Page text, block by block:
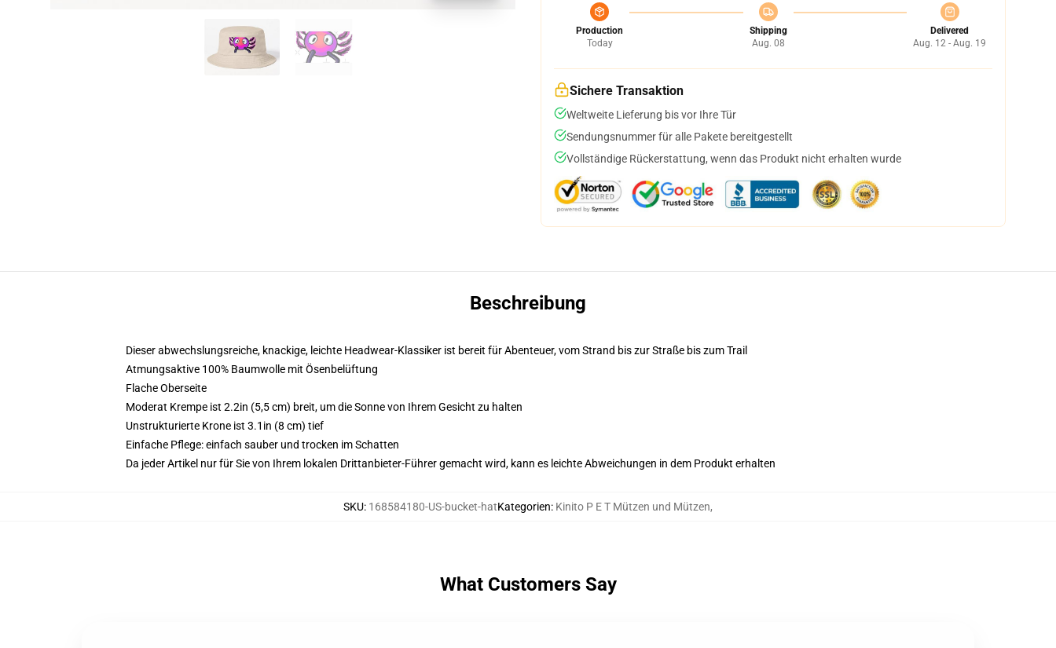
Production
Today
Shipping
Aug. 08
Delivered
Aug. 12 - Aug. 19
Sichere Transaktion
Weltweite Lieferung bis vor Ihre Tür
Sendungsnummer für alle Pakete bereitgestellt
Vollständige Rückerstattung, wenn das Produkt nicht erhalten wurde
Beschreibung
Dieser abwechslungsreiche, knackige, leichte Headwear-Klassiker ist bereit für Abenteuer, vom Strand bis zur Straße bis zum Trail
Atmungsaktive 100% Baumwolle mit Ösenbelüftung
Flache Oberseite
Moderat Krempe ist 2.2in (5,5 cm) breit, um die Sonne von Ihrem Gesicht zu halten
Unstrukturierte Krone ist 3.1in (8 cm) tief
Einfache Pflege: einfach sauber und trocken im Schatten
Da jeder Artikel nur für Sie von Ihrem lokalen Drittanbieter-Führer gemacht wird, kann es leichte Abweichungen in dem Produkt erhalten
SKU: 168584180-US-bucket-hatKategorien: Kinito P E T Mützen und Mützen,
What Customers Say